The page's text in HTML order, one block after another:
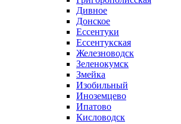
Дивное
Донское
Ессентуки
Ессентукская
Железноводск
Зеленокумск
Змейка
Изобильный
Иноземцево
Ипатово
Кисловодск